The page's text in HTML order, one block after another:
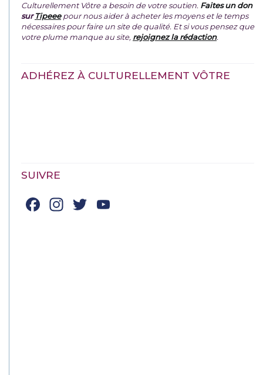
Culturellement Vôtre a besoin de votre soutien. Faites un don
surTipeeepour nous aider à acheter les moyens et le temps
nécessaires pour faire un site de qualité. Et si vous pensez que
votre plume manque au site, rejoignez la rédaction.
ADHÉREZ À CULTURELLEMENT VÔTRE
SUIVRE
Facebook
Instagram
Twitter